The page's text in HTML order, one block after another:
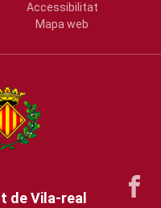
Accessibilitat
Mapa web
de Vila-real